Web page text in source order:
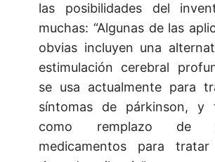
las posibilidades del
muchas: “Algunas de las
obvias incluyen una
estimulación cerebral
se usa actualmente para
síntomas de párkinson, y
como remplazo de
medicamentos para